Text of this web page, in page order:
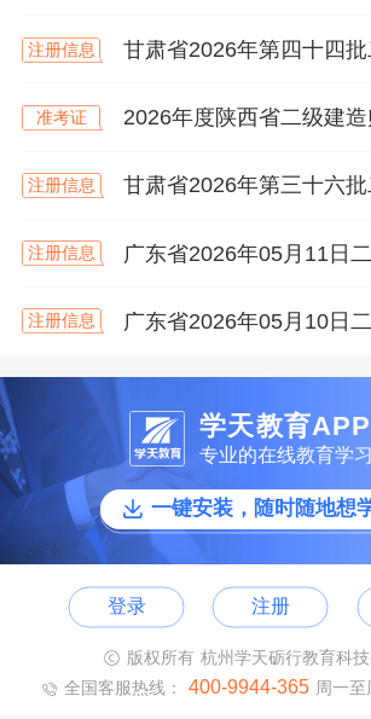
注册信息
准考证
注册信息
注册信息
注册信息
学天教育APP
专业的在线教育学
一键安装，随时随地想
登录 注册
版权所有 杭州学天砺行教育科
全国客服热线：
400-9944-365 周一至